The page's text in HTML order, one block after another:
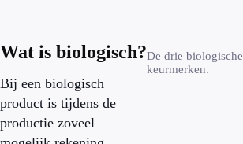
Wat is biologisch?
Bij een biologisch
product is tijdens de
productie zoveel
De drie biologische
keurmerken.